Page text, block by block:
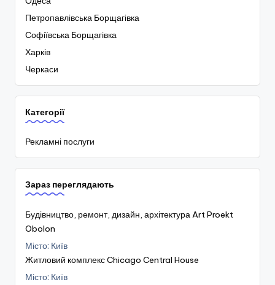
Петропавлівська Борщагівка
Софіївська Борщагівка
Харків
Черкаси
Категорії
Рекламні послуги
Зараз переглядають
Будівництво, ремонт, дизайн, архітектура Art Proekt
Obolon
Місто: Київ
Житловий комплекс Chicago Central House
Місто: Київ